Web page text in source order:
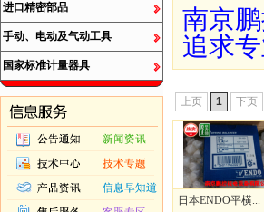
进口精密部品
手动、电动及气动工具
国家标准计量器具
南京
追求
上页 1 下页
日本ENDO平横...